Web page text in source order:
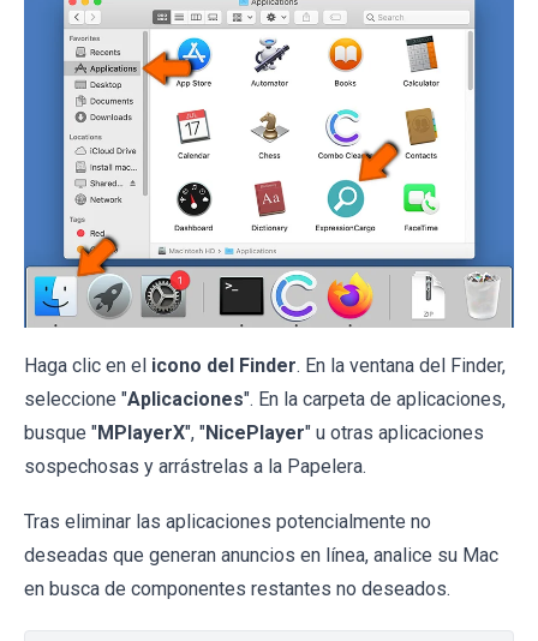
Haga clic en el icono del Finder. En la ventana del Finder,
seleccione "Aplicaciones". En la carpeta de aplicaciones,
busque "MPlayerX", "NicePlayer" u otras aplicaciones
sospechosas y arrástrelas a la Papelera.
Tras eliminar las aplicaciones potencialmente no
deseadas que generan anuncios en línea, analice su Mac
en busca de componentes restantes no deseados.